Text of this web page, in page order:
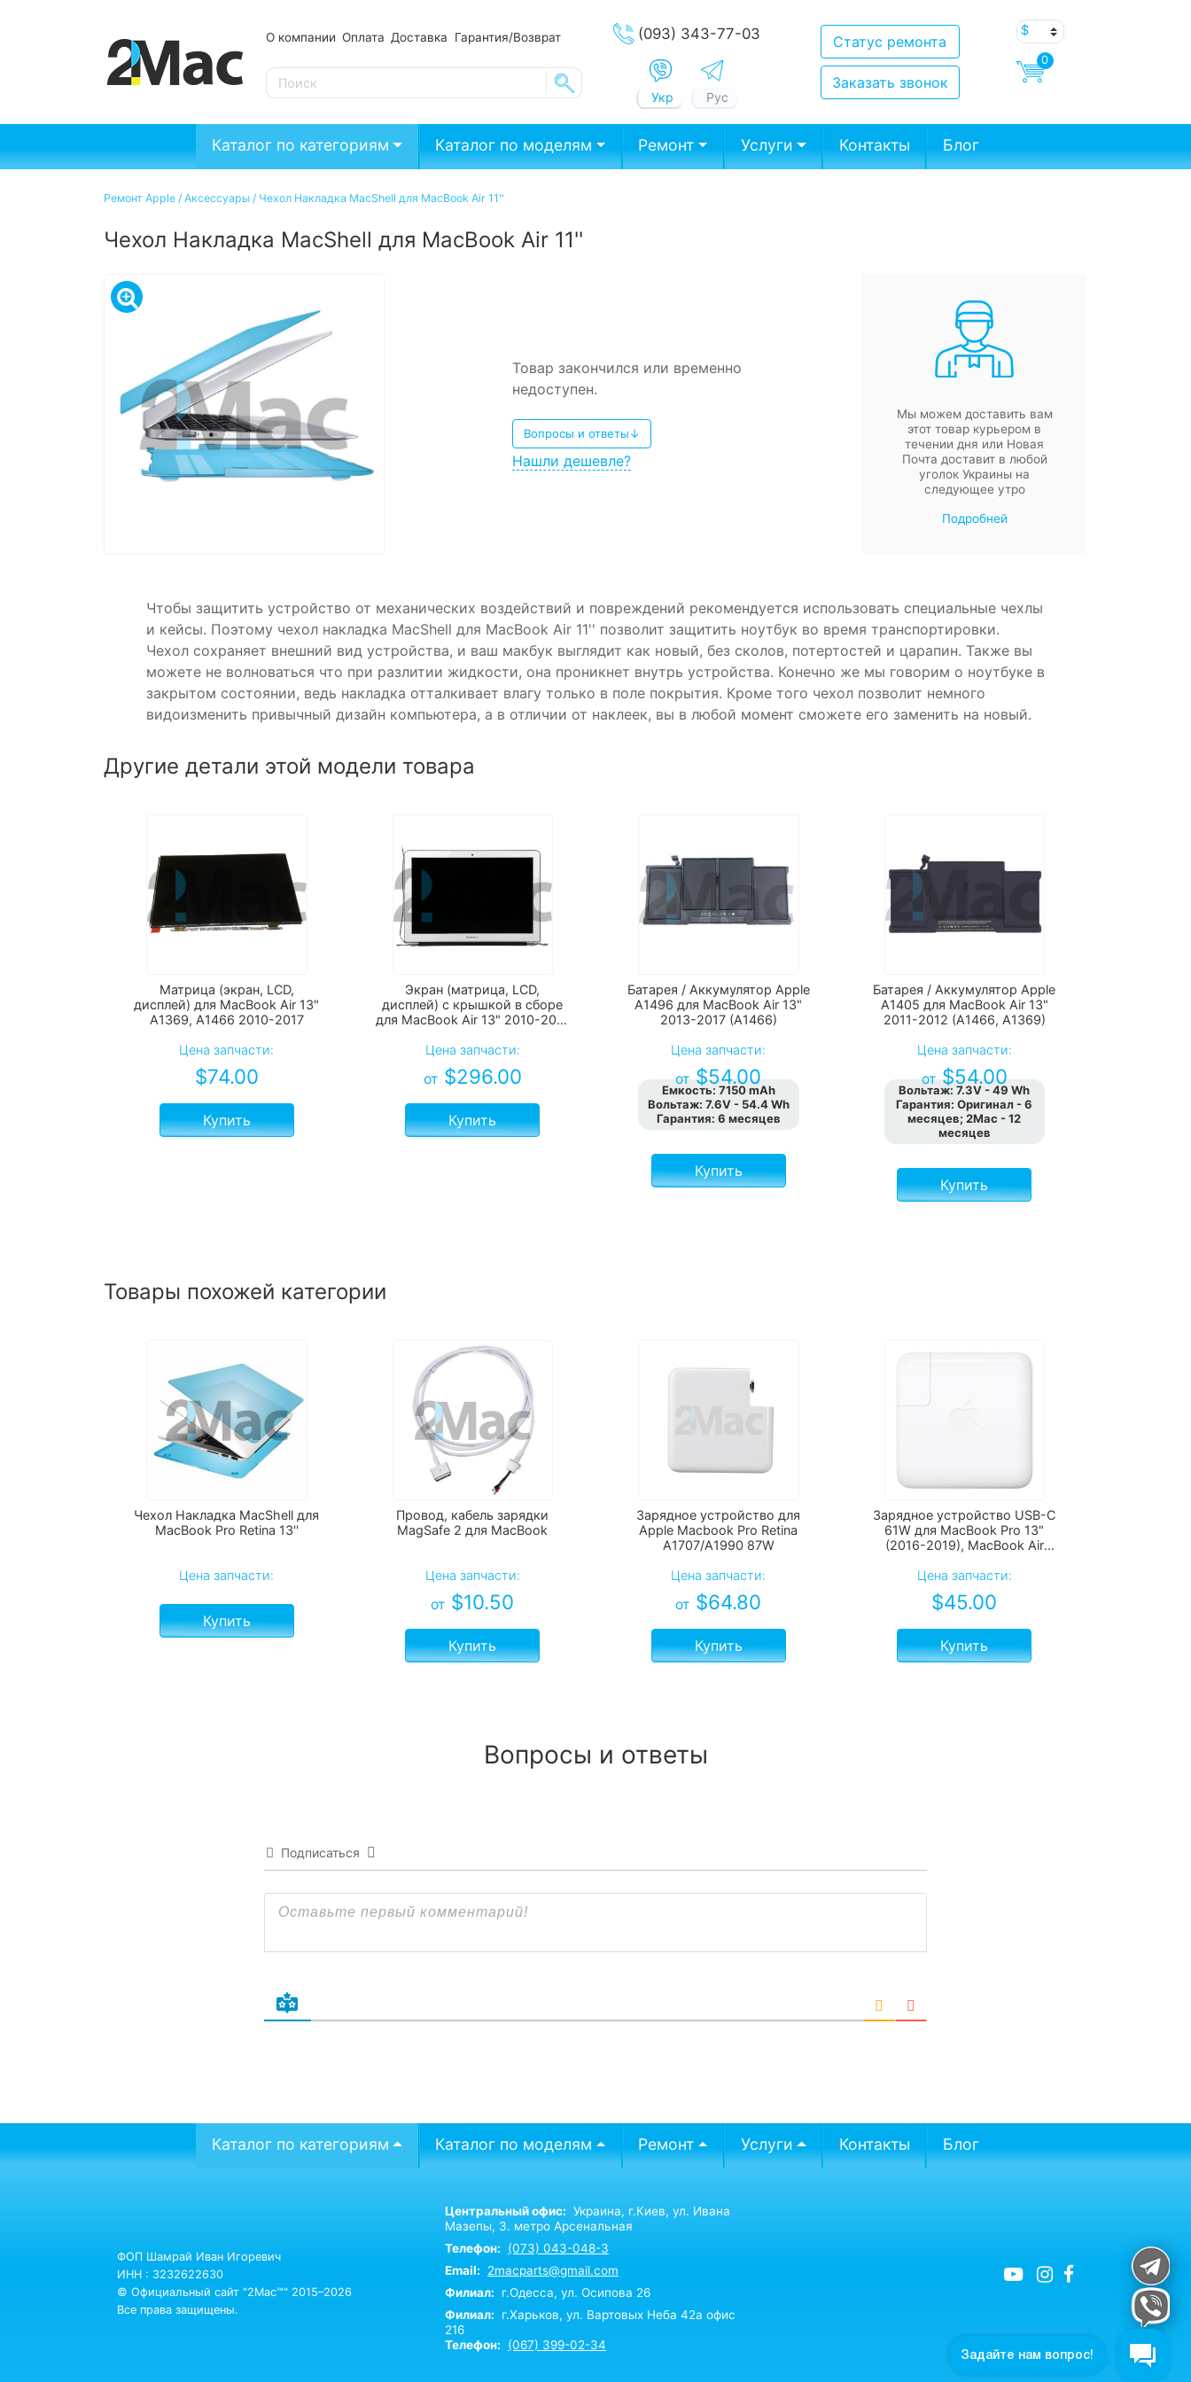
О компании Оплата Доставка Гарантия/Возврат
SE
(093) 343-77-03
Укр Рус
Статус ремонта
Заказать звонок
0
Каталог по категориям Каталог по моделям Ремонт Услуги Контакты Блог
Ремонт Apple / Аксессуары / Чехол Накладка MacShell для MacBook Air 11''
Чехол Накладка MacShell для MacBook Air 11''
Товар закончился или временно
недоступен.
Вопросы и ответы↓
Нашли дешевле?
Мы можем доставить вам
этот товар курьером в
течении дня или Новая
Почта доставит в любой
уголок Украины на
следующее утро
Подробней
Чтобы защитить устройство от механических воздействий и повреждений рекомендуется использовать специальные чехлы
и кейсы. Поэтому чехол накладка MacShell для MacBook Air 11'' позволит защитить ноутбук во время транспортировки.
Чехол сохраняет внешний вид устройства, и ваш макбук выглядит как новый, без сколов, потертостей и царапин. Также вы
можете не волноваться что при разлитии жидкости, она проникнет внутрь устройства. Конечно же мы говорим о ноутбуке в
закрытом состоянии, ведь накладка отталкивает влагу только в поле покрытия. Кроме того чехол позволит немного
видоизменить привычный дизайн компьютера, а в отличии от наклеек, вы в любой момент сможете его заменить на новый.
Другие детали этой модели товара
Матрица (экран, LCD,
дисплей) для MacBook Air 13"
A1369, А1466 2010-2017
Цена запчасти:
$74.00
Купить
Экран (матрица, LCD,
дисплей) с крышкой в сборе
для MacBook Air 13" 2010-2017
Цена запчасти:
от $296.00
Купить
Батарея / Аккумулятор Apple
A1496 для MacBook Air 13"
2013-2017 (A1466)
Цена запчасти:
от $54.00
Емкость: 7150 mAh
Вольтаж: 7.6V - 54.4 Wh
Гарантия: 6 месяцев
Купить
Батарея / Аккумулятор Apple
A1405 для MacBook Air 13"
2011-2012 (A1466, А1369)
Цена запчасти:
от $54.00
Вольтаж:7.3V - 49 Wh
Гарантия:Оригинал - 6
месяцев; 2Мас - 12
месяцев
Купить
Товары похожей категории
Чехол Накладка MacShell для
MacBook Pro Retina 13''
Цена запчасти:
Купить
Провод, кабель зарядки
MagSafe 2 для MacBook
Цена запчасти:
от $10.50
Купить
Зарядное устройство для
Apple Macbook Pro Retina
А1707/A1990 87W
Цена запчасти:
от $64.80
Купить
Зарядное устройство USB-C
61W для MacBook Pro 13"
(2016-2019), MacBook Air
Цена запчасти:
$45.00
Купить
Вопросы и ответы
Подписаться
Каталог по категориям Каталог по моделям Ремонт Услуги Контакты Блог
ФОП Шамрай Иван Игоревич
ИНН : 3232622630
© Официальный сайт "2Mac™" 2015–2026
Все права защищены.
Центральный офис: Украина, г.Киев, ул. Ивана
Мазепы, 3. метро Арсенальная
Телефон:
(073) 043-048-3
Email:
2macparts@gmail.com
Филиал:
г.Одесса, ул. Осипова 26
Филиал:
г.Харьков, ул. Вартовых Неба 42а офис
216
Телефон:
(067) 399-02-34